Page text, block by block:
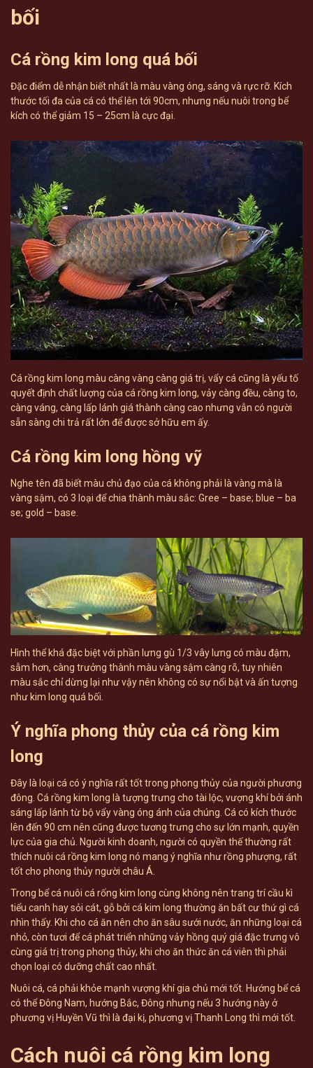
bối
Cá rồng kim long quá bối
Đặc điểm dễ nhận biết nhất là màu vàng óng, sáng và rực rỡ. Kích
thước tối đa của cá có thể lên tới 90cm, nhưng nếu nuôi trong bể
kích có thể giảm 15 – 25cm là cực đại.
Cá rồng kim long màu càng vàng càng giá trị, vẩy cá cũng là yếu tố
quyết định chất lượng của cá rồng kim long, vảy càng đều, càng to,
càng váng, càng lấp lánh giá thành càng cao nhưng vẫn có người
sẵn sàng chi trả rất lớn để được sở hữu em ấy.
Cá rồng kim long hồng vỹ
Nghe tên đã biết màu chủ đạo của cá không phải là vàng mà là
vàng sậm, có 3 loại để chia thành màu sắc: Gree – base; blue – ba
se; gold – base.
Hình thể khá đặc biệt với phần lưng gù 1/3 vây lưng có màu đậm,
sẫm hơn, càng trưởng thành màu vàng sậm càng rõ, tuy nhiên
màu sắc chỉ dừng lại như vậy nên không có sự nổi bật và ấn tượng
như kim long quá bối.
Ý nghĩa phong thủy của cá rồng kim
long
Đây là loại cá có ý nghĩa rất tốt trong phong thủy của người phương
đông. Cá rồng kim long là tượng trưng cho tài lộc, vượng khí bởi ánh
sáng lấp lánh từ bộ vẩy vàng óng ánh của chúng. Cá có kích thước
lên đến 90 cm nên cũng được tương trưng cho sự lớn mạnh, quyền
lực của gia chủ. Người kinh doanh, người có quyền thế thường rất
thích nuôi cá rồng kim long nó mang ý nghĩa như rồng phượng, rất
tốt cho phong thủy người châu Á.
Trong bể cá nuôi cá rống kim long cùng không nên trang trí cầu kì
tiểu canh hay sỏi cát, gỗ bởi cá kim long thường ăn bất cư thứ gì cá
nhìn thấy. Khi cho cá ăn nên cho ăn sâu sưới nước, ăn những loại cá
nhỏ, còn tươi để cá phát triển những vảy hồng quý giá đặc trưng vô
cùng giá trị trong phong thủy, khi cho ăn thức ăn cá viên thì phải
chọn loại có dưỡng chất cao nhất.
Nuôi cá, cá phải khỏe mạnh vượng khí gia chủ mới tốt. Hướng bể cá
có thể Đông Nam, hướng Bắc, Đông nhưng nếu 3 hướng này ở
phương vị Huyền Vũ thì là đại kị, phương vị Thanh Long thì mới tốt.
Cách nuôi cá rồng kim long